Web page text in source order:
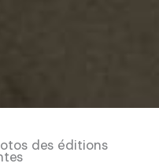
des éditions